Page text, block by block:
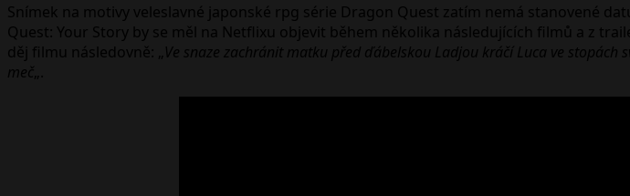
Snímek na motivy veleslavné japonské rpg série Dragon Quest zatím nemá stanovené
Quest: Your Story by se měl na Netflixu objevit během několika následujících filmů a z
děj filmu následovně: „Ve snaze zachránit matku před ďábelskou Ladjou kráčí Luca ve
meč„.